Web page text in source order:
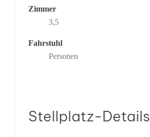
Zimmer
3,5
Fahrstuhl
Personen
Stellplatz-Details